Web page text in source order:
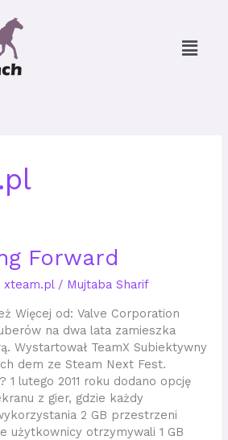
Menu
Forward
xteam.pl/ Mujtaba Sharif
Więcej od: Valve Corporation
na dwa lata zamieszka
Wystartował TeamX Subiektywny
dem ze Steam Next Fest.
1 lutego 2011 roku dodano opcję
z gier, gdzie każdy
2 GB przestrzeni
użytkownicy otrzymywali 1 GB